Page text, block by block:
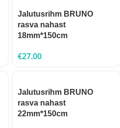
Jalutusrihm BRUNO
rasva nahast
18mm*150cm
€27.00
Jalutusrihm BRUNO
rasva nahast
22mm*150cm